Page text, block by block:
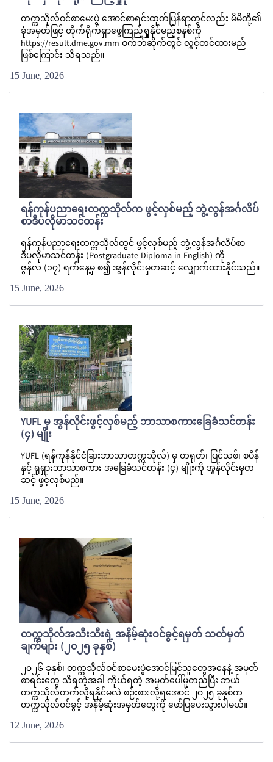
တက္ကသိုလ်ဝင်စာမေးပွဲ အောင်စာရင်းထုတ်ပြန်ရာတွင်လည်း မိမိတို့၏
ခုံအမှတ်ဖြင့် တိုက်ရိုက်ရှာဖွေကြည့်ရှုနိုင်မည့်စနစ်ကို
https://result.dme.gov.mm ဝက်ဘ်ဆိုက်တွင် လွှင့်တင်ထားမည်
ဖြစ်ကြောင်း သိရသည်။
15 June, 2026
ရန်ကုန်ပညာရေးတက္ကသိုလ်က ဖွင့်လှစ်မည့် ဘွဲ့လွန်အင်္ဂလိပ်
စာဒီပလိုမာသင်တန်း
ရန်ကုန်ပညာရေးတက္ကသိုလ်တွင် ဖွင့်လှစ်မည့် ဘွဲ့လွန်အင်္ဂလိပ်စာ
ဒီပလိုမာသင်တန်း (Postgraduate Diploma in English) ကို
ဇွန်လ (၁၇) ရက်နေ့မှ စ၍ အွန်လိုင်းမှတဆင့် လျှောက်ထားနိုင်သည်။
15 June, 2026
YUFL မှ အွန်လိုင်းဖွင့်လှစ်မည့် ဘာသာစကားခြေခံသင်တန်း
(၄) မျိုး
YUFL (ရန်ကုန်နိုင်ငံခြားဘာသာတက္ကသိုလ်) မှ တရုတ်၊ ပြင်သစ်၊ စပိန်
နှင့် ရုရှားဘာသာစကား အခြေခံသင်တန်း (၄) မျိုးကို အွန်လိုင်းမှတ
ဆင့် ဖွင့်လှစ်မည်။
15 June, 2026
တက္ကသိုလ်အသီးသီးရဲ့ အနိမ့်ဆုံးဝင်ခွင့်ရမှတ် သတ်မှတ်
ချက်များ (၂၀၂၅ ခုနှစ်)
၂၀၂၆ ခုနှစ်၊ တက္ကသိုလ်ဝင်စာမေးပွဲအောင်မြင်သူတွေအနေနဲ့ အမှတ်
စာရင်းတွေ သိရတဲ့အခါ ကိုယ်ရတဲ့ အမှတ်ပေါ်မူတည်ပြီး ဘယ်
တက္ကသိုလ်တက်လို့ရနိုင်မလဲ စဉ်းစားလို့ရအောင် ၂၀၂၅ ခုနှစ်က
တက္ကသိုလ်ဝင်ခွင့် အနိမ့်ဆုံးအမှတ်တွေကို ဖော်ပြပေးသွားပါမယ်။
12 June, 2026